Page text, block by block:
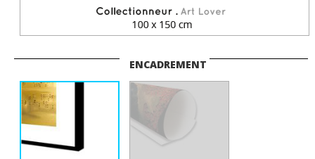
ENCADREMENT